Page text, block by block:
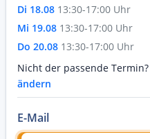
Di 18.08 13:30-17:00 Uhr
Mi 19.08 13:30-17:00 Uhr
Do 20.08 13:30-17:00 Uhr
Nicht der passende Termin?
ändern
E-Mail